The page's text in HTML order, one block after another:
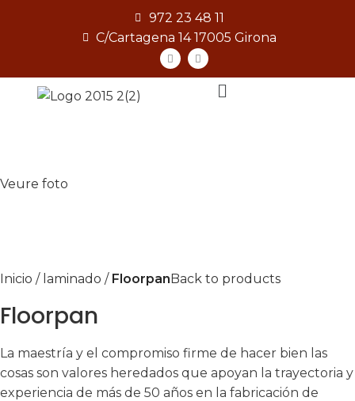
972 23 48 11
C/Cartagena 14 17005 Girona
Veure foto
Inicio laminado FloorpanBack to products
Floorpan
La maestría y el compromiso firme de hacer bien las
cosas son valores heredados que apoyan la trayectoria y
experiencia de más de 50 años en la fabricación de